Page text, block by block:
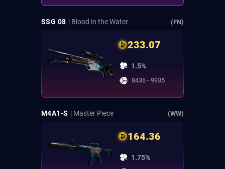
SSG 08 | Blood in the Water (FN)
233.07
1.5%
8436 - 9935
M4A1-S | Master Piece (WW)
164.36
1.75%